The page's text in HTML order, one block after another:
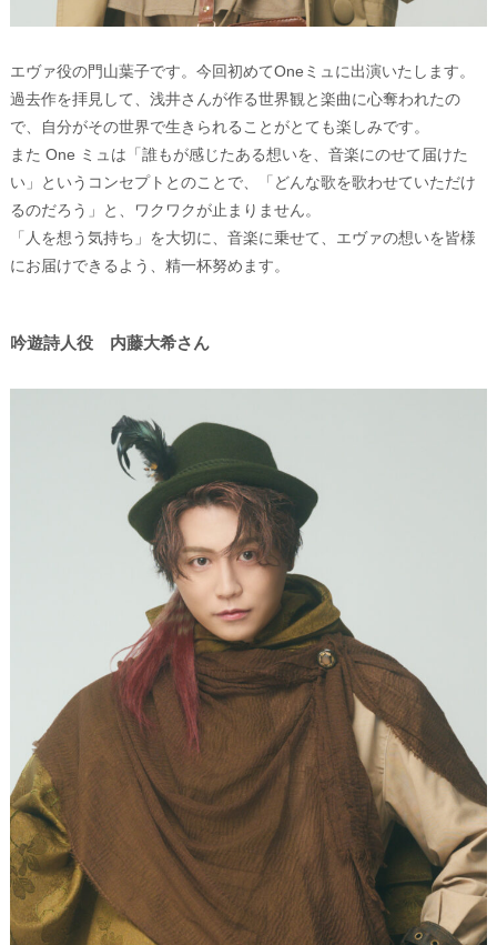
エヴァ役の門山葉子です。今回初めてOneミュに出演いたします。
過去作を拝見して、浅井さんが作る世界観と楽曲に心奪われたの
で、自分がその世界で生きられることがとても楽しみです。
また One ミュは「誰もが感じたある想いを、音楽にのせて届けた
い」というコンセプトとのことで、「どんな歌を歌わせていただけ
るのだろう」と、ワクワクが止まりません。
「人を想う気持ち」を大切に、音楽に乗せて、エヴァの想いを皆様
にお届けできるよう、精一杯努めます。
吟遊詩人役 内藤大希さん